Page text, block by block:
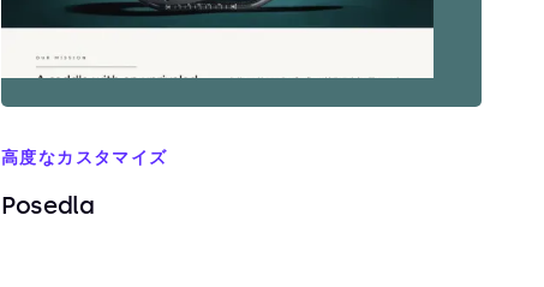
高度なカスタマイズ
Posedla